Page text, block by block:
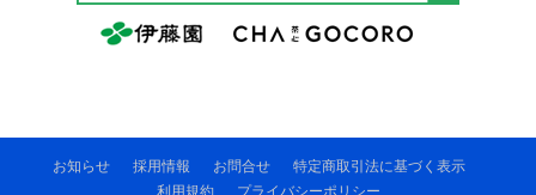
お知らせ 採用情報 お問合せ
特定商取引法に基づく表示
利用規約
プライバシーポリシー